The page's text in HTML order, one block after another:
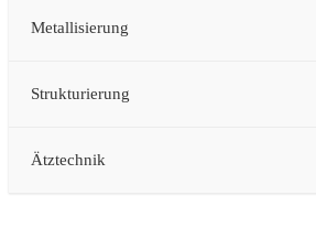
Metallisierung
Strukturierung
Ätztechnik